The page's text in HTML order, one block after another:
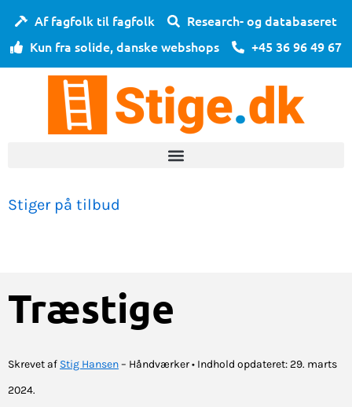
indholdet
Af fagfolk til fagfolk
Research- og databaseret
Kun fra solide, danske webshops
+45 36 96 49 67
Stiger på tilbud
Træstige
Skrevet af Stig Hansen– Håndværker • Indhold opdateret: 29. marts
2024.